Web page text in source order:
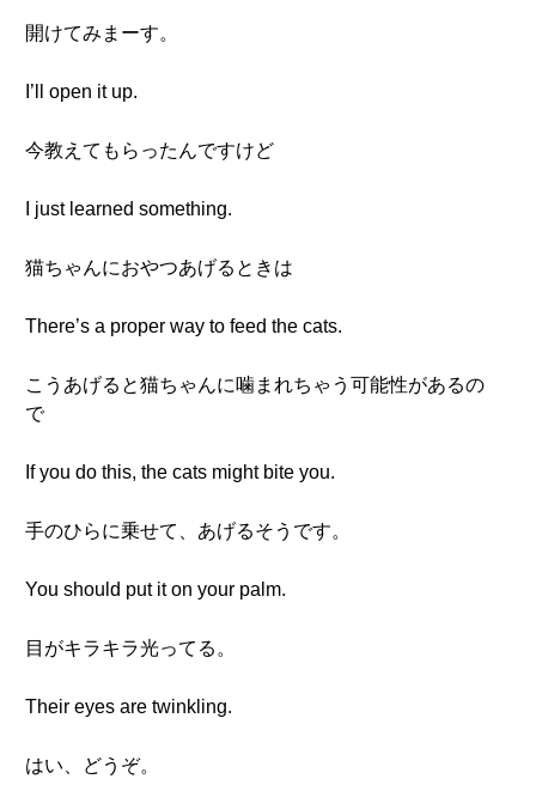
開けてみまーす。
I’ll open it up.
今教えてもらったんですけど
I just learned something.
猫ちゃんにおやつあげるときは
There’s a proper way to feed the cats.
こうあげると猫ちゃんに噛まれちゃう可能性があるの
で
If you do this, the cats might bite you.
手のひらに乗せて、あげるそうです。
You should put it on your palm.
目がキラキラ光ってる。
Their eyes are twinkling.
はい、どうぞ。